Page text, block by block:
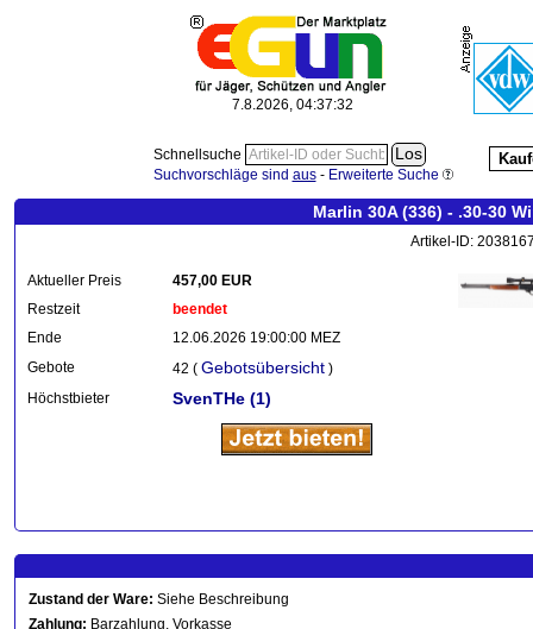
7.8.2026, 04:37:33
Schnellsuche
Suchvorschläge sind aus- Erweiterte Suche
Marlin 30A (336) - .30-30
Artikel-ID:
Aktueller Preis
457,00 EUR
Restzeit
beendet
Ende
12.06.2026 19:00:00 MEZ
Gebote
42 ( Gebotsübersicht )
Höchstbieter
SvenTHe (1)
Zustand der Ware: Siehe Beschreibung
Zahlung: Barzahlung, Vorkasse